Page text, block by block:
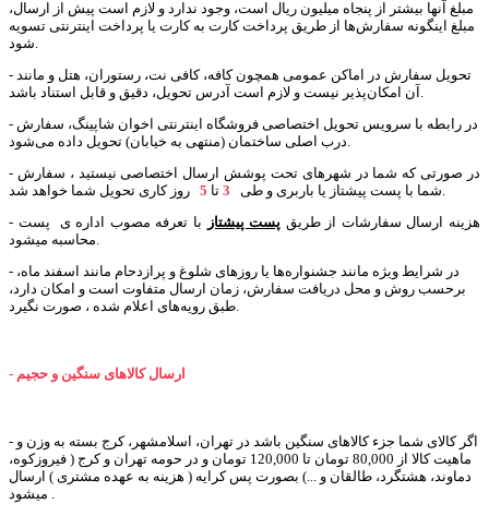
مبلغ آنها بیشتر از پنجاه میلیون ریال است، وجود ندارد و لازم است پیش از ارسال،
مبلغ اینگونه سفارش‌ها از طریق پرداخت کارت به کارت یا پرداخت اینترنتی تسویه
- تحویل سفارش در اماکن عمومی همچون کافه، کافی نت، رستوران، هتل و مانند
- در رابطه با سرویس تحویل اختصاصی فروشگاه اینترنتی اخوان شاپینگ، سفارش
- در صورتی که شما در شهرهای تحت پوشش ارسال اختصاصی نیستید ، سفارش
شما با پست پیشتاز یا باربری و طی 3 تا
- هزینه ارسال سفارشات از طریق پست پیشتاز
با تعرفه مصوب اداره ی پست
- در شرایط ویژه مانند جشنواره‌ها یا روزهای شلوغ و پرازدحام مانند اسفند ماه،
برحسب روش و محل دریافت سفارش، زمان ارسال متفاوت است و امکان دارد،
- ارسال کالاهای سنگین و حجیم
- اگر کالای شما جزء کالاهای سنگین باشد در تهران، اسلامشهر، کرج بسته به وزن و
ماهیت کالا از 80,000 تومان تا 120,000 تومان و در حومه تهران و کرج ( فیروزکوه،
دماوند، هشتگرد، طالقان و ...) بصورت پس کرایه ( هزینه به عهده مشتری ) ارسال
میشود .